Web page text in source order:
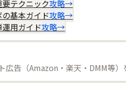
テクニック攻略→
基本ガイド攻略→
用ガイド攻略→
告（Amazon・楽天・DMM等）